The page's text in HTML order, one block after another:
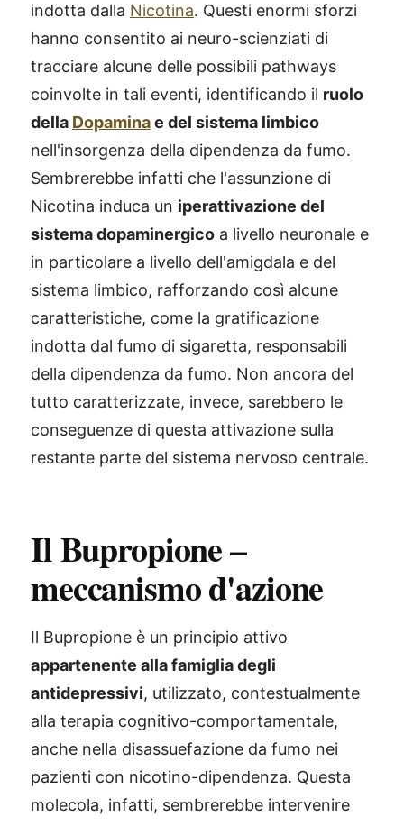
indotta dalla Nicotina. Questi enormi sforzi
hanno consentito ai neuro-scienziati di
tracciare alcune delle possibili pathways
coinvolte in tali eventi, identificando il ruolo
della Dopaminae del sistema limbico
nell'insorgenza della dipendenza da fumo.
Sembrerebbe infatti che l'assunzione di
Nicotina induca un iperattivazione del
sistema dopaminergico a livello neuronale e
in particolare a livello dell'amigdala e del
sistema limbico, rafforzando così alcune
caratteristiche, come la gratificazione
indotta dal fumo di sigaretta, responsabili
della dipendenza da fumo. Non ancora del
tutto caratterizzate, invece, sarebbero le
conseguenze di questa attivazione sulla
restante parte del sistema nervoso centrale.
Il Bupropione –
meccanismo d'azione
Il Bupropione è un principio attivo
appartenente alla famiglia degli
antidepressivi, utilizzato, contestualmente
alla terapia cognitivo-comportamentale,
anche nella disassuefazione da fumo nei
pazienti con nicotino-dipendenza. Questa
molecola, infatti, sembrerebbe intervenire